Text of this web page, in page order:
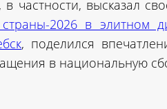
частности, высказал
2026 в элитном
, поделился
в национальную